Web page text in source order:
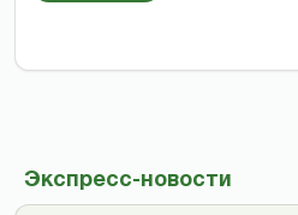
Экспресс-новости